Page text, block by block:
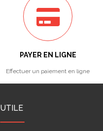
PAYER EN LIGNE
Effectuer un paiement en ligne
UTILE